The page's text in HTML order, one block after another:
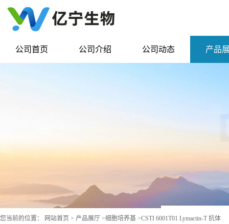
公司首页 公司介绍 公司动态 产品
您当前的位置： 网站首页 > 产品展厅 >细胞培养基 >CSTI 6001T01 Lymactin-T 抗体